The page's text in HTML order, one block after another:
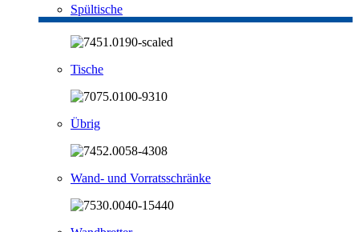
Spültische
Tische
Übrig
Wand- und Vorratsschränke